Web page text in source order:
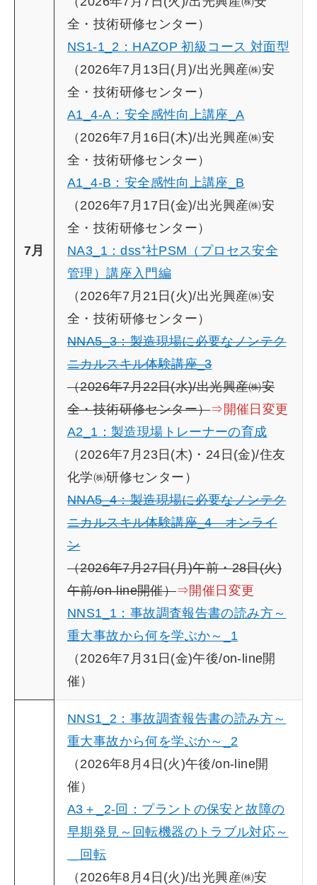
7月
全・技術研修センター）
NS1-1_2：HAZOP 初級コース 対面型
（2026年7月13日(月)/出光興産㈱安
全・技術研修センター）
A1_4-A：安全感性向上講座_A
（2026年7月16日(木)/出光興産㈱安
全・技術研修センター）
A1_4-B：安全感性向上講座_B
（2026年7月17日(金)/出光興産㈱安
全・技術研修センター）
NA3_1：dss⁺社PSM（プロセス安全
管理）講座入門編
（2026年7月21日(火)/出光興産㈱安
全・技術研修センター）
NNA5_3：製造現場に必要なノンテク
ニカルスキル体験講座_3
（2026年7月22日(水)/出光興産㈱安
全・技術研修センター）⇒開催日変更
A2_1：製造現場トレーナーの育成
（2026年7月23日(木)・24日(金)/住友
化学㈱研修センター）
NNA5_4：製造現場に必要なノンテク
ニカルスキル体験講座_4 オンライ
ン
（2026年7月27日(月)午前・28日(火)
午前/on-line開催）⇒開催日変更
NNS1_1：事故調査報告書の読み方～
重大事故から何を学ぶか～_1
（2026年7月31日(金)午後/on-line開
催）
NNS1_2：事故調査報告書の読み方～
重大事故から何を学ぶか～_2
（2026年8月4日(火)午後/on-line開
催）
A3＋_2-回：プラントの保安と故障の
早期発見～回転機器のトラブル対応～
＿回転
（2026年8月4日(火)/出光興産㈱安